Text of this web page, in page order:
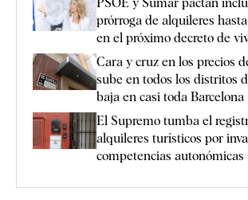
PSOE y Sumar pactan
prórroga de alquileres
en el próximo decreto de
Cara y cruz en los precios
sube en todos los distritos
baja en casi toda Barcelona
El Supremo tumba el
alquileres turísticos por
competencias autonómicas